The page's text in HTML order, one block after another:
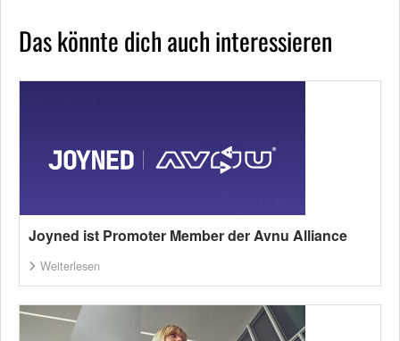
Das könnte dich auch interessieren
Joyned ist Promoter Member der Avnu Alliance
Weiterlesen